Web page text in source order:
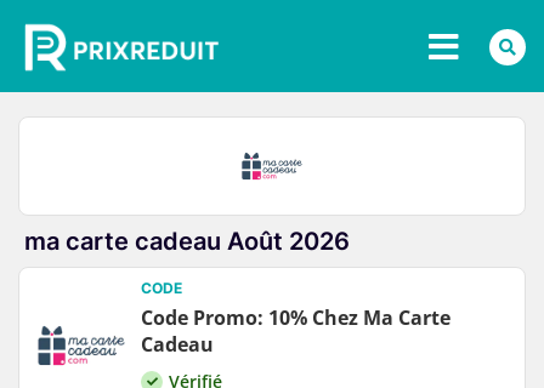
ma carte cadeau Août 2026
CODE
Code Promo: 10% Chez Ma Carte
Cadeau
Vérifié